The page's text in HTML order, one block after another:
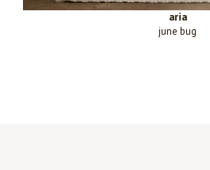
aria
june bug